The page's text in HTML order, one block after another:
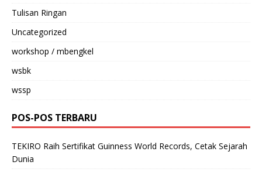
Tulisan Ringan
Uncategorized
workshop / mbengkel
wsbk
wssp
POS-POS TERBARU
TEKIRO Raih Sertifikat Guinness World Records, Cetak Sejarah
Dunia